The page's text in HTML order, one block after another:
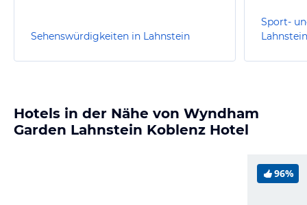
Sehenswürdigkeiten in Lahnstein
Sport-
Lahnstein
Hotels in der Nähe von Wyndham
Garden Lahnstein Koblenz Hotel
96%